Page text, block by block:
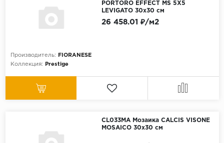
PORTORO EFFECT MS 5X5
LEVIGATO 30x30 см
Производитель:
FIORANESE
Коллекция:
Prestige
26 458.01 ₽/м2
CL033MA Мозаика CALCIS VISONE
MOSAICO 30x30 см